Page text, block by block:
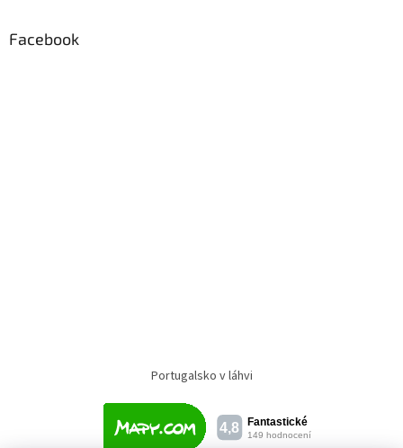
Facebook
Portugalsko v láhvi